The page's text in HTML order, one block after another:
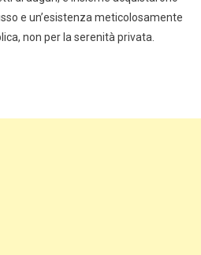
e un’esistenza meticolosamente
non per la serenità privata.